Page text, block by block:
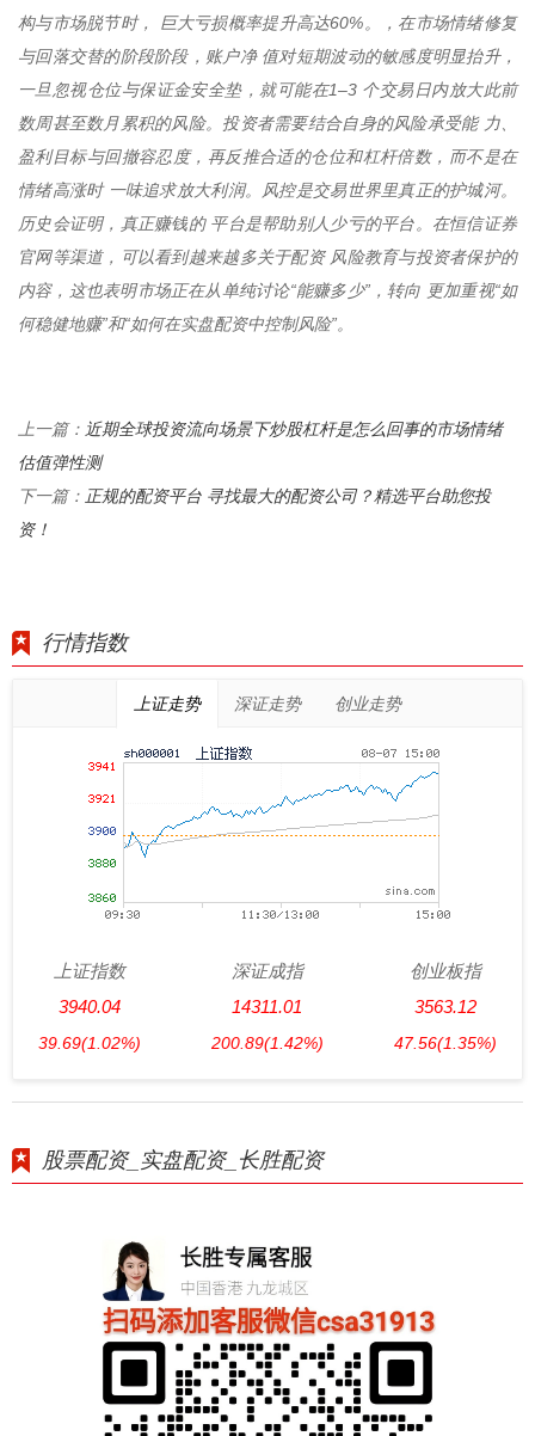
构与市场脱节时， 巨大亏损概率提升高达60%。，在市场情绪修复
与回落交替的阶段阶段，账户净 值对短期波动的敏感度明显抬升，
一旦忽视仓位与保证金安全垫，就可能在1–3 个交易日内放大此前
数周甚至数月累积的风险。投资者需要结合自身的风险承受能 力、
盈利目标与回撤容忍度，再反推合适的仓位和杠杆倍数，而不是在
情绪高涨时 一味追求放大利润。风控是交易世界里真正的护城河。
历史会证明，真正赚钱的 平台是帮助别人少亏的平台。在恒信证券
官网等渠道，可以看到越来越多关于配资 风险教育与投资者保护的
内容，这也表明市场正在从单纯讨论“能赚多少”，转向 更加重视“如
何稳健地赚”和“如何在实盘配资中控制风险”。
上一篇： 近期全球投资流向场景下炒股杠杆是怎么回事的市场情绪
估值弹性测
下一篇： 正规的配资平台 寻找最大的配资公司？精选平台助您投
资！
行情指数
上证走势 深证走势 创业走势
上证指数
3940.04
39.69(1.02%)
深证成指
14311.01
200.89(1.42%)
创业板指
3563.12
47.56(1.35%)
股票配资_实盘配资_长胜配资